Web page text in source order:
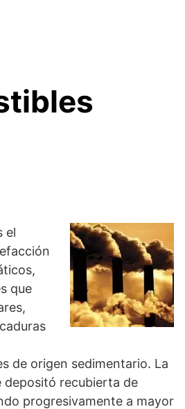
el
que
de origen sedimentario. La
depositó recubierta de
progresivamente a mayor